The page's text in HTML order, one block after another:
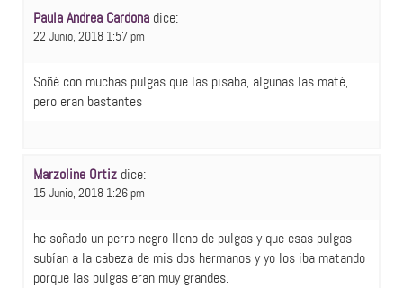
Paula Andrea Cardona dice:
22 Junio, 2018 1:57 pm
Soñé con muchas pulgas que las pisaba, algunas las maté,
pero eran bastantes
Marzoline Ortiz dice:
15 Junio, 2018 1:26 pm
he soñado un perro negro lleno de pulgas y que esas pulgas
subían a la cabeza de mis dos hermanos y yo los iba matando
porque las pulgas eran muy grandes.